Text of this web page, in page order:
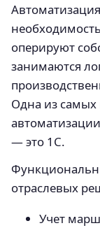
оперируют
занимаются
Одна из
— это 1С.
отраслевых
Учет